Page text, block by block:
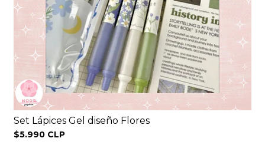
Set Lápices Gel diseño Flores
$5.990 CLP